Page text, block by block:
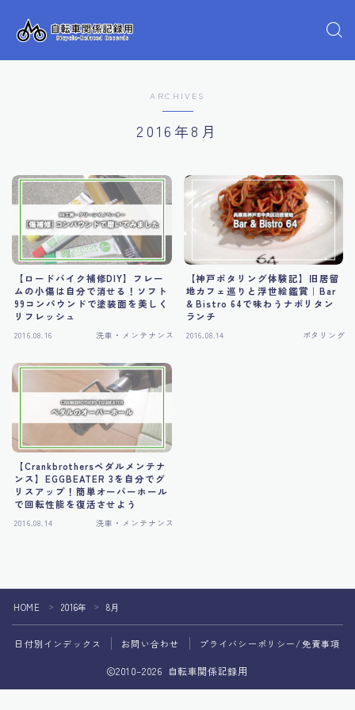
ARCHIVES
2016年8月
【ロードバイク補修DIY】フレー
ムの小傷は自分で消せる！ソフト
99コンパウンドで塗装面を美しく
リフレッシュ
2016.08.16 洗車・メンテナンス
【神戸ポタリング体験記】旧居留
地カフェ巡りと浮世絵鑑賞｜Bar
& Bistro 64で味わうナポリタン
ランチ
2016.08.14 ポタリング
【Crankbrothersペダルメンテナ
ンス】EGGBEATER 3を自分でグ
リスアップ！簡単オーバーホール
で回転性能を復活させよう
2016.08.14 洗車・メンテナンス
HOME ＞ 2016年 ＞ 8月
日付別インデックス お問い合わせ プライバシーポリシー/免責事項
2010–2026 自転車関係記録用